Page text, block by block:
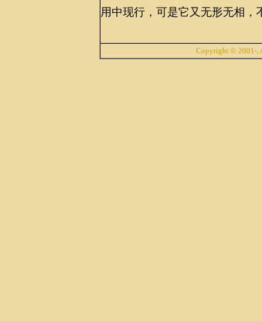
用中现行，可是它又无形无相，
Copyright © 2001-,